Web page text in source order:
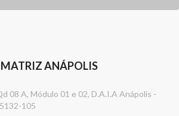
ANÁPOLIS
08 A, Módulo 01 e 02, D.A.I.A Anápolis -
105